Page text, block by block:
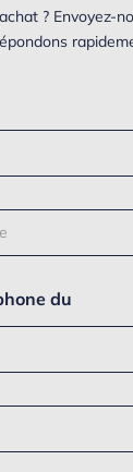
? Envoyez-
du